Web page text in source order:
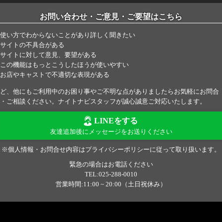
お問い合わせ・ご意見・ご要望はこちら
使い方でわからないことがあり詳しく聞きたい
サイトの不具合がある
サイトに対して意見、要望がある
この機能はもっとこうしたほうが使いやすい
お店やキャストで不適切な表現がある
、他にもご利用中のお困り事やご不明な点がありましたらお気軽にお問合
ご相談ください。ナイトナビスタッフが誠心誠意ご対応いたします。
LINEをする
友達追加後にメッセージをお送りください
※個人情報・お問合せ内容はプライバシーポリシーに従って取り扱います。
緊急の場合はお電話ください
TEL:025-288-0010
営業時間:11:00 ~ 20:00（土日祝休み）